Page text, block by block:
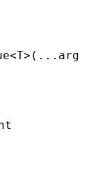
<T>( ... args